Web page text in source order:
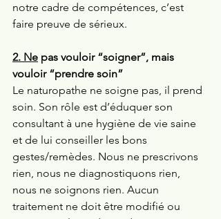
notre cadre de compétences, c’est
faire preuve de sérieux.
2. Ne pas vouloir “soigner”, mais
vouloir “prendre soin”
Le naturopathe ne soigne pas, il prend
soin. Son rôle est d’éduquer son
consultant à une hygiène de vie saine
et de lui conseiller les bons
gestes/remèdes. Nous ne prescrivons
rien, nous ne diagnostiquons rien,
nous ne soignons rien. Aucun
traitement ne doit être modifié ou